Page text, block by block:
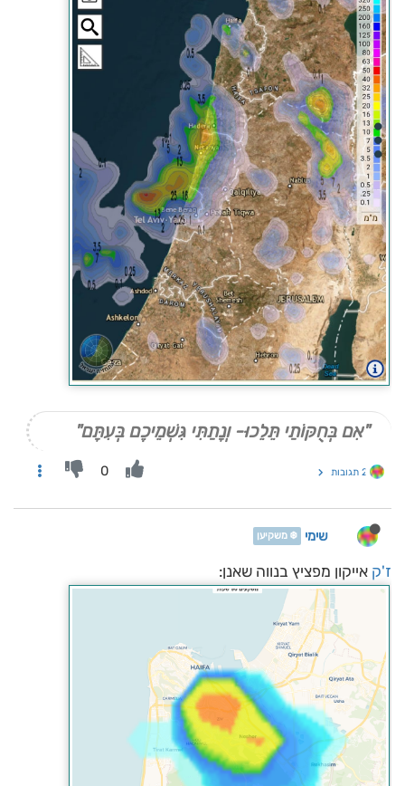
"אִם בְּחֻקּוֹתַי תֵּלֵכוּ- וְנָתַתִּי גִּשְׁמֵיכֶם בְּעִתָּם"
2 תגובות 0
שימי ❄️ משקיען
ז'ק אייקון מפציץ בנווה שאנן: